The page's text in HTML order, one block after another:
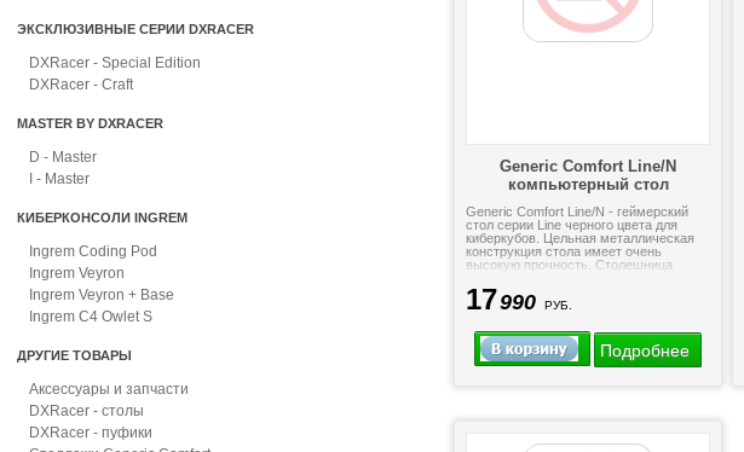
ЭКСКЛЮЗИВНЫЕ СЕРИИ DXRACER
DXRacer - Special Edition
DXRacer - Craft
MASTER BY DXRACER
D - Master
I - Master
КИБЕРКОНСОЛИ INGREM
Ingrem Coding Pod
Ingrem Veyron
Ingrem Veyron + Base
Ingrem C4 Owlet S
ДРУГИЕ ТОВАРЫ
Аксессуары и запчасти
DXRacer - столы
DXRacer - пуфики
Generic Comfort Line/N
компьютерный стол
Generic Comfort Line/N - геймерский
стол серии Line черного цвета для
киберкубов. Цельная металлическая
конструкция стола имеет очень
высокую прочность. Столешница
17990 РУБ.
Подробнее